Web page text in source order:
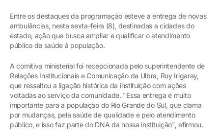
Entre os destaques da programação esteve a entrega de novas
ambulâncias, nesta sexta-feira (8), destinadas a cidades do
estado, ação que busca ampliar e qualificar o atendimento
público de saúde à população.
A comitiva ministerial foi recepcionada pelo superintendente de
Relações Institucionais e Comunicação da Ulbra, Ruy Irigaray,
que ressaltou a ligação histórica da instituição com ações
voltadas ao serviço da comunidade. "Essa entrega é muito
importante para a população do Rio Grande do Sul, que clama
por mudanças, pela saúde de qualidade e pelo atendimento
público, e isso faz parte do DNA da nossa instituição", afirmou.